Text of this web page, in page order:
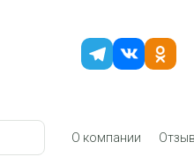
О компании